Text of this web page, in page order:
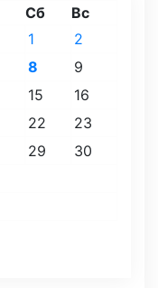
Сб Вс
1
2
8
9
15
16
22
23
29
30